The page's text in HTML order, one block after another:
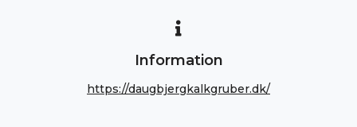
Information
https://daugbjergkalkgruber.dk/